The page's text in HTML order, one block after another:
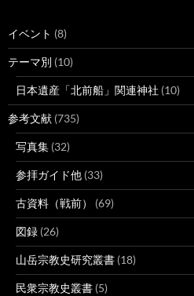
イベント (8)
テーマ別 (10)
日本遺産「北前船」関連神社 (10)
参考文献 (735)
写真集 (32)
参拝ガイド他 (33)
古資料（戦前） (69)
図録 (26)
山岳宗教史研究叢書 (18)
民衆宗教史叢書 (5)